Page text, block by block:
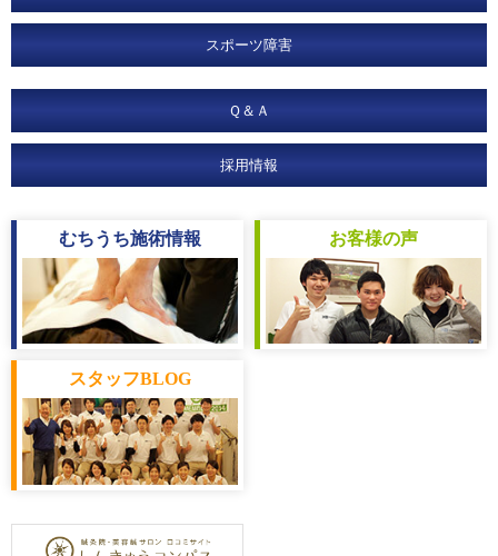
スポーツ障害
Ｑ＆Ａ
採用情報
むちうち施術情報 お客様の声
スタッフBLOG